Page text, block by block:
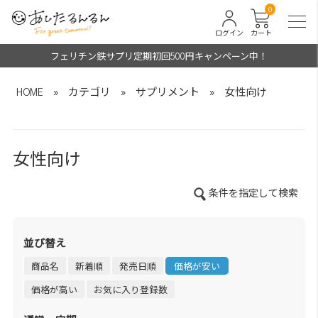
カート
0
ログイン
フェリチン鉄サプリ定期初回500円キャンペーン中！
HOME » カテゴリ » サプリメント » 女性向け
女性向け
条件を指定して検索
並び替え
商品名 新着順 発売日順
価格が安い
価格が高い
お気に入り登録数